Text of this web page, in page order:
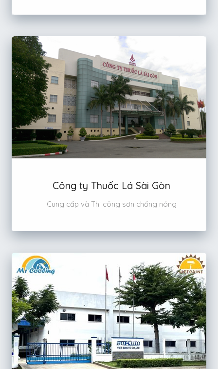
Công ty Thuốc Lá Sài Gòn
Cung cấp và Thi công sơn chống nóng